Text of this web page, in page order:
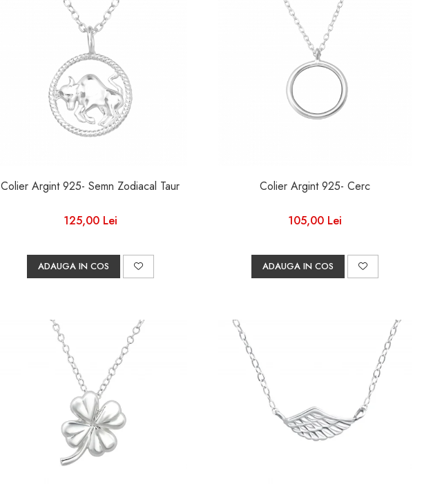
Colier Argint 925- Semn Zodiacal Taur
125,00 Lei
ADAUGA IN COS
Colier Argint 925- Cerc
105,00 Lei
ADAUGA IN COS